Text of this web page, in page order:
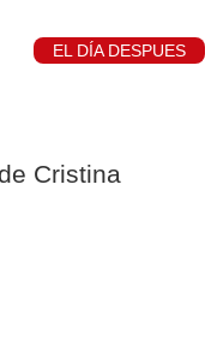
EL DÍA DESPUES
Cristina